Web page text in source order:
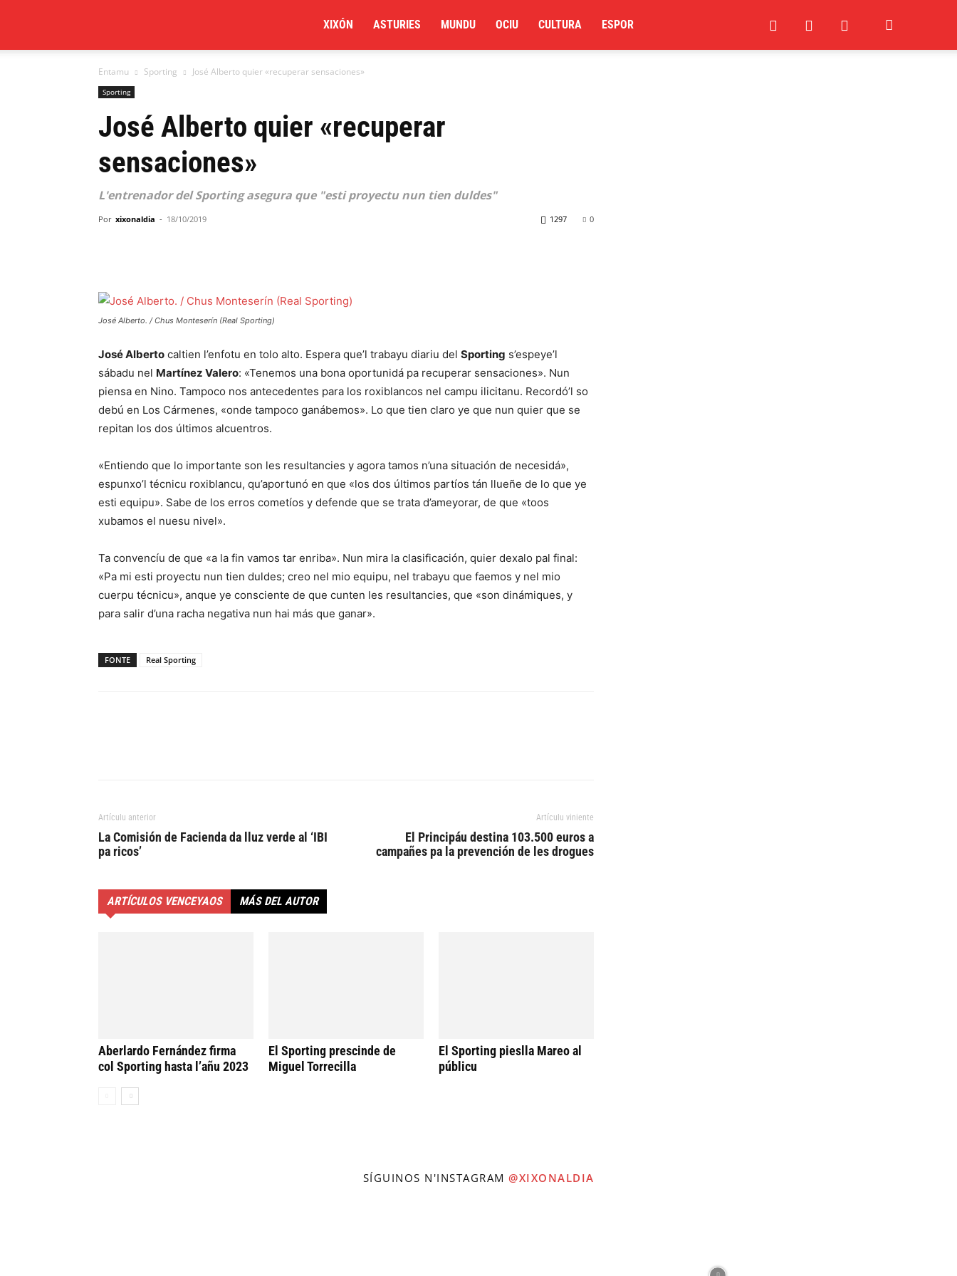
XIXÓN ASTURIES MUNDU OCIU CULTURA ESPOR
Entamu Sporting José Alberto quier «recuperar sensaciones»
Sporting
José Alberto quier «recuperar
sensaciones»
L'entrenador del Sporting asegura que "esti proyectu nun tien duldes"
Por xixonaldia - 18/10/2019 0
1297
José Alberto. / Chus Monteserín (Real Sporting)
José Alberto caltien l’enfotu en tolo alto. Espera que’l trabayu diariu del Sporting s’espeye’l
sábadu nel Martínez Valero: «Tenemos una bona oportunidá pa recuperar sensaciones». Nun
piensa en Nino. Tampoco nos antecedentes para los roxiblancos nel campu ilicitanu. Recordó’l so
debú en Los Cármenes, «onde tampoco ganábemos». Lo que tien claro ye que nun quier que se
repitan los dos últimos alcuentros.
«Entiendo que lo importante son les resultancies y agora tamos n’una situación de necesidá»,
espunxo’l técnicu roxiblancu, qu’aportunó en que «los dos últimos partíos tán llueñe de lo que ye
esti equipu». Sabe de los erros cometíos y defende que se trata d’ameyorar, de que «toos
xubamos el nuesu nivel».
Ta convencíu de que «a la fin vamos tar enriba». Nun mira la clasificación, quier dexalo pal final:
«Pa mi esti proyectu nun tien duldes; creo nel mio equipu, nel trabayu que faemos y nel mio
cuerpu técnicu», anque ye consciente de que cunten les resultancies, que «son dinámiques, y
para salir d’una racha negativa nun hai más que ganar».
FONTE Real Sporting
Artículu anterior
La Comisión de Facienda da lluz verde al ‘IBI
pa ricos’
Artículu viniente
El Principáu destina 103.500 euros a
campañes pa la prevención de les drogues
ARTÍCULOS VENCEYAOS MÁS DEL AUTOR
Aberlardo Fernández firma
col Sporting hasta l’añu 2023
El Sporting prescinde de
Miguel Torrecilla
El Sporting pieslla Mareo al
públicu
SÍGUINOS N'INSTAGRAM @XIXONALDIA